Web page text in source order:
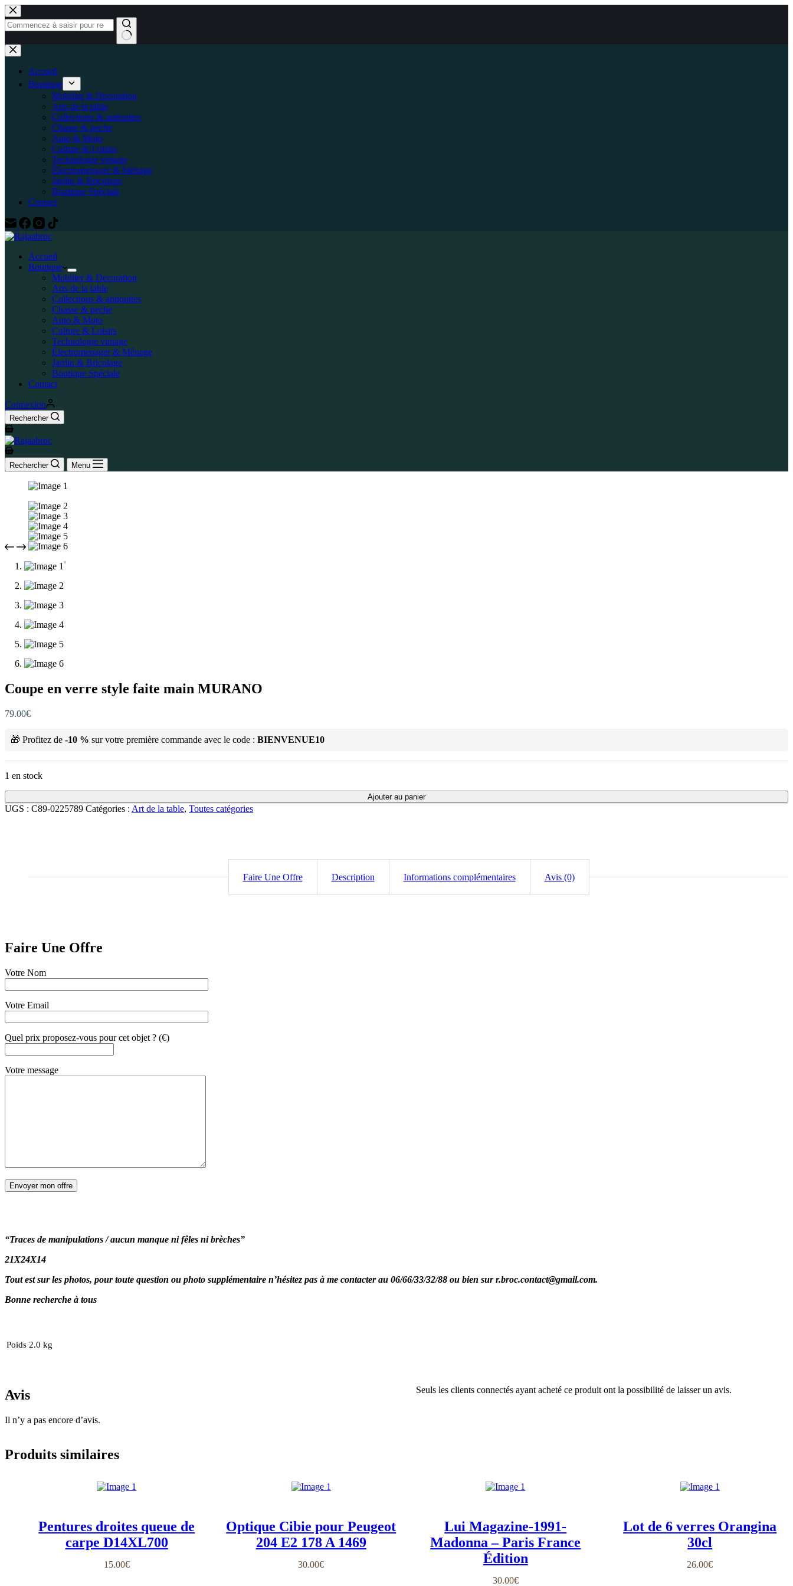
Accueil
Boutique
Mobilier & Decoration
Arts de la table
Collections & antiquites
Chasse & peche
Auto & Moto
Culture & Loisirs
Technologie vintage
Électromenager & Ménage
Jardin & Bricolage
Boutique Spéciale
Contact
Accueil
Boutique
Mobilier & Decoration
Arts de la table
Collections & antiquites
Chasse & peche
Auto & Moto
Culture & Loisirs
Technologie vintage
Électromenager & Ménage
Jardin & Bricolage
Boutique Spéciale
Contact
Connexion
Rechercher
Rechercher Menu
Coupe en verre style faite main MURANO
79.00€
🎁 Profitez de -10 % sur votre première commande avec le code : BIENVENUE10
1 en stock
Ajouter au panier
UGS : C89-0225789 Catégories : Art de la table, Toutes catégories
Faire Une Offre Description Informations complémentaires Avis (0)
Faire Une Offre
Votre Nom
Votre Email
Quel prix proposez-vous pour cet objet ? (€)
Votre message
“Traces de manipulations / aucun manque ni fêles ni brèches”
21X24X14
Tout est sur les photos, pour toute question ou photo supplémentaire n’hésitez pas à me contacter au 06/66/33/32/88 ou bien sur r.broc.contact@gmail.com.
Bonne recherche à tous
Poids 2.0 kg
Avis
Il n’y a pas encore d’avis.
Seuls les clients connectés ayant acheté ce produit ont la possibilité de laisser un avis.
Produits similaires
Pentures droites queue de
carpe D14XL700
15.00€
Optique Cibie pour Peugeot
204 E2 178 A 1469
30.00€
Lui Magazine-1991-
Madonna – Paris France
Édition
30.00€
Lot de 6 verres Orangina
30cl
26.00€